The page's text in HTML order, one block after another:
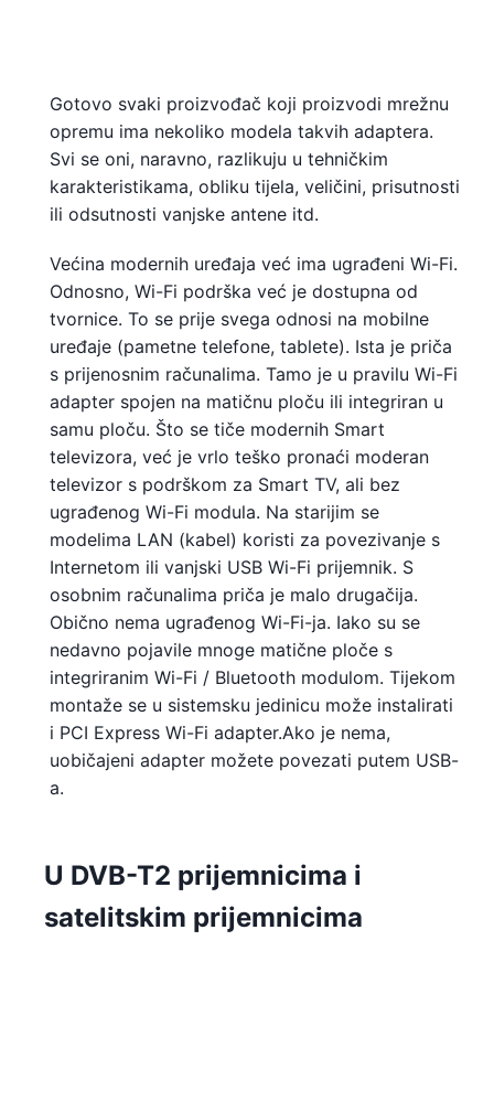
Gotovo svaki proizvođač koji proizvodi mrežnu
opremu ima nekoliko modela takvih adaptera.
Svi se oni, naravno, razlikuju u tehničkim
karakteristikama, obliku tijela, veličini, prisutnosti
ili odsutnosti vanjske antene itd.
Većina modernih uređaja već ima ugrađeni Wi-Fi.
Odnosno, Wi-Fi podrška već je dostupna od
tvornice. To se prije svega odnosi na mobilne
uređaje (pametne telefone, tablete). Ista je priča
s prijenosnim računalima. Tamo je u pravilu Wi-Fi
adapter spojen na matičnu ploču ili integriran u
samu ploču. Što se tiče modernih Smart
televizora, već je vrlo teško pronaći moderan
televizor s podrškom za Smart TV, ali bez
ugrađenog Wi-Fi modula. Na starijim se
modelima LAN (kabel) koristi za povezivanje s
Internetom ili vanjski USB Wi-Fi prijemnik. S
osobnim računalima priča je malo drugačija.
Obično nema ugrađenog Wi-Fi-ja. Iako su se
nedavno pojavile mnoge matične ploče s
integriranim Wi-Fi / Bluetooth modulom. Tijekom
montaže se u sistemsku jedinicu može instalirati
i PCI Express Wi-Fi adapter.Ako je nema,
uobičajeni adapter možete povezati putem USB-
a.
U DVB-T2 prijemnicima i
satelitskim prijemnicima